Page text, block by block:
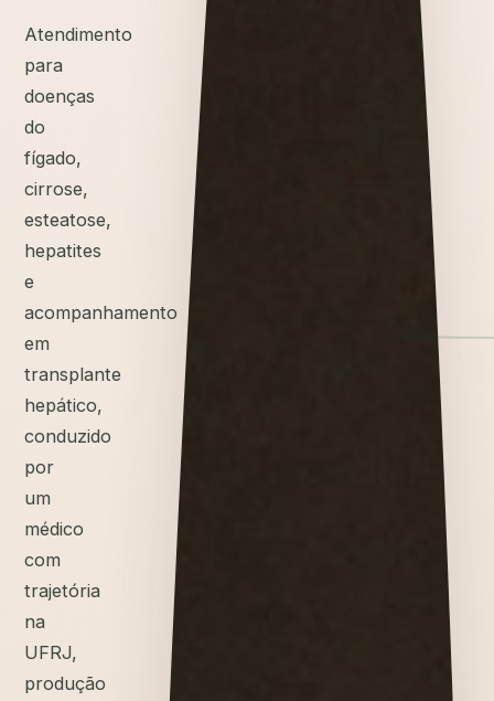
Atendimento
para
doenças
do
fígado,
cirrose,
esteatose,
hepatites
e
acompanhamento
em
transplante
hepático,
conduzido
por
um
médico
com
trajetória
na
UFRJ,
produção